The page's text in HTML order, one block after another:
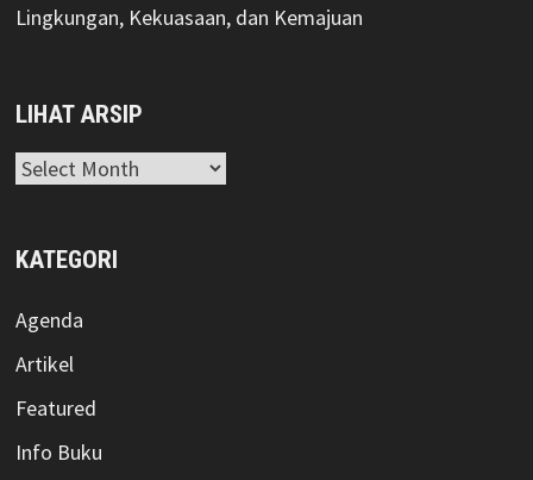
Lingkungan, Kekuasaan, dan Kemajuan
LIHAT ARSIP
Lihat
KATEGORI
Agenda
Artikel
Featured
Info Buku